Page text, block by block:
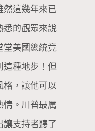
然這幾年來已
悉的觀眾來說
堂美國總統竟
這種地步！但
格，讓他可以
情。川普最厲
讓支持者聽了